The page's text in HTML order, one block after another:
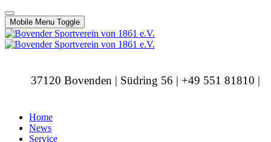
Mobile Menu Toggle
37120 Bovenden | Südring 56 | +49 551 81810 |
Home
News
Service